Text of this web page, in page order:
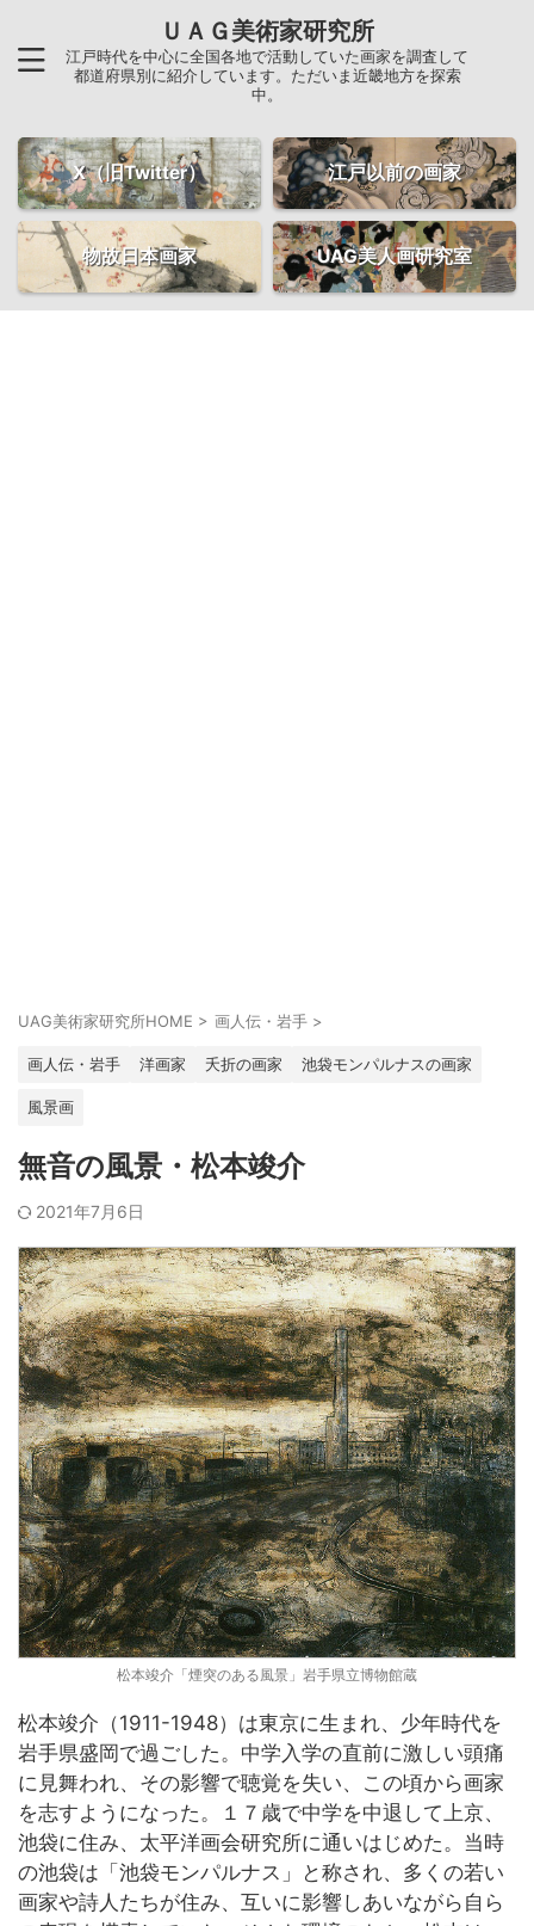
ＵＡＧ美術家研究所
江戸時代を中心に全国各地で活動していた画家を調査して
都道府県別に紹介しています。ただいま近畿地方を探索
中。
X（旧Twitter） 江戸以前の画家
物故日本画家 UAG美人画研究室
UAG美術家研究所HOME > 画人伝・岩手 >
画人伝・岩手 洋画家 夭折の画家 池袋モンパルナスの画家
風景画
無音の風景・松本竣介
2021年7月6日
松本竣介「煙突のある風景」岩手県立博物館蔵
松本竣介（1911-1948）は東京に生まれ、少年時代を
岩手県盛岡で過ごした。中学入学の直前に激しい頭痛
に見舞われ、その影響で聴覚を失い、この頃から画家
を志すようになった。１７歳で中学を中退して上京、
池袋に住み、太平洋画会研究所に通いはじめた。当時
の池袋は「池袋モンパルナス」と称され、多くの若い
画家や詩人たちが住み、互いに影響しあいながら自ら